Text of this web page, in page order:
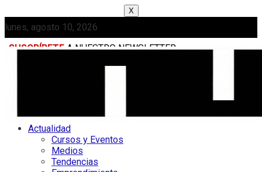
X
lunes, agosto 10, 2026
SUSCRÍBETE A NUESTRO NEWSLETTER
Actualidad
Cursos y Eventos
Medios
Tendencias